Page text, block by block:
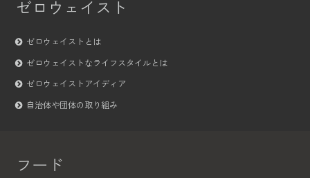
ゼロウェイスト
ゼロウェイストとは
ゼロウェイストなライフスタイルとは
ゼロウェイストアイディア
自治体や団体の取り組み
フード